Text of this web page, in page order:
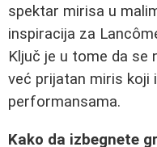
spektar mirisa u
inspiracija za
Ključ je u tome da se
već prijatan miris koji
performansama.
Kako da izbegnete